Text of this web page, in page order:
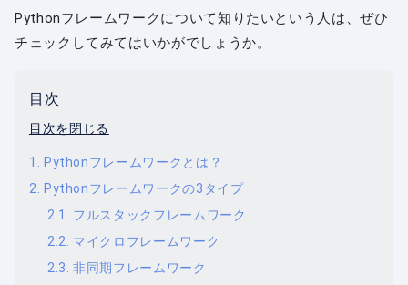
Pythonフレームワークについて知りたいという人は、ぜひ
チェックしてみてはいかがでしょうか。
目次
目次を閉じる
Pythonフレームワークとは？
Pythonフレームワークの3タイプ
フルスタックフレームワーク
マイクロフレームワーク
非同期フレームワーク